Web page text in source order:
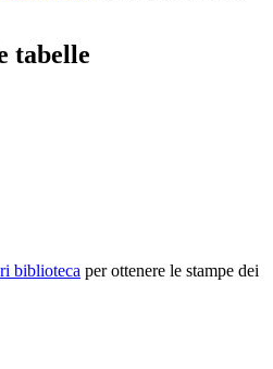
tabelle
biblioteca per ottenere le stampe dei